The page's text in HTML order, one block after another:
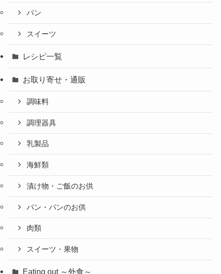
パン
スイーツ
レシピ一覧
お取り寄せ・通販
調味料
調理器具
乳製品
海鮮類
漬け物・ご飯のお供
パン・パンのお供
肉類
スイーツ・果物
Eating out ～外食～